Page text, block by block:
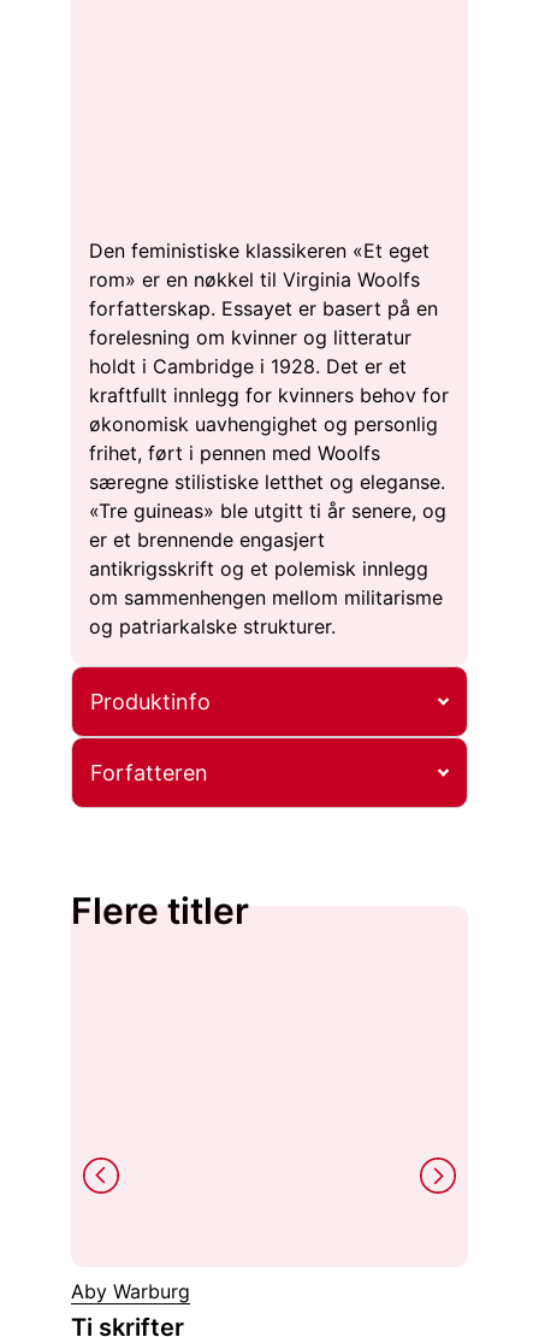
Den feministiske klassikeren «Et eget
rom» er en nøkkel til Virginia Woolfs
forfatterskap. Essayet er basert på en
forelesning om kvinner og litteratur
holdt i Cambridge i 1928. Det er et
kraftfullt innlegg for kvinners behov for
økonomisk uavhengighet og personlig
frihet, ført i pennen med Woolfs
særegne stilistiske letthet og eleganse.
«Tre guineas» ble utgitt ti år senere, og
er et brennende engasjert
antikrigsskrift og et polemisk innlegg
om sammenhengen mellom militarisme
og patriarkalske strukturer.
Produktinfo
Forfatteren
Flere titler
Aby Warburg
Ti skrifter